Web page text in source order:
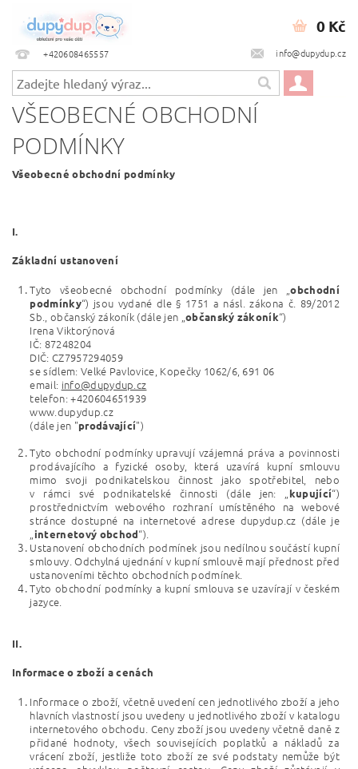
+420608465557 info@dupydup.cz
0 Kč
VŠEOBECNÉ OBCHODNÍ
PODMÍNKY
Všeobecné obchodní podmínky
I.
Základní ustanovení
Tyto všeobecné obchodní podmínky (dále jen „obchodní
podmínky“) jsou vydané dle § 1751 a násl. zákona č. 89/2012
Sb., občanský zákoník (dále jen „občanský zákoník“)
Irena Viktorýnová
IČ: 87248204
DIČ: CZ7957294059
se sídlem: Velké Pavlovice, Kopečky 1062/6, 691 06
email: info@dupydup.cz
telefon: +420604651939
www.dupydup.cz
(dále jen "prodávající")
Tyto obchodní podmínky upravují vzájemná práva a povinnosti
prodávajícího a fyzické osoby, která uzavírá kupní smlouvu
mimo svoji podnikatelskou činnost jako spotřebitel, nebo
v rámci své podnikatelské činnosti (dále jen: „kupující“)
prostřednictvím webového rozhraní umístěného na webové
stránce dostupné na internetové adrese dupydup.cz (dále je
„internetový obchod“).
Ustanovení obchodních podmínek jsou nedílnou součástí kupní
smlouvy. Odchylná ujednání v kupní smlouvě mají přednost před
ustanoveními těchto obchodních podmínek.
Tyto obchodní podmínky a kupní smlouva se uzavírají v českém
jazyce.
II.
Informace o zboží a cenách
Informace o zboží, včetně uvedení cen jednotlivého zboží a jeho
hlavních vlastností jsou uvedeny u jednotlivého zboží v katalogu
internetového obchodu. Ceny zboží jsou uvedeny včetně daně z
přidané hodnoty, všech souvisejících poplatků a nákladů za
vrácení zboží, jestliže toto zboží ze své podstaty nemůže být